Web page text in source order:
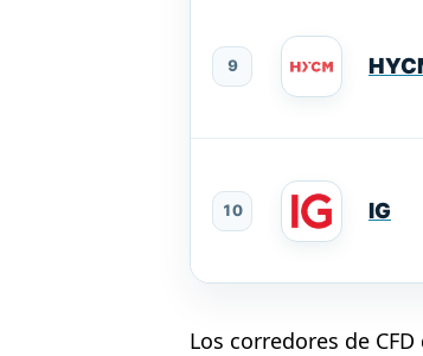
9
10 IG
Los corredores de